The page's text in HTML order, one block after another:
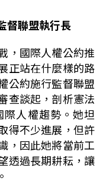
督聯盟執行長
，國際人權公約推
正站在什麼樣的路
公約施行監督聯盟
查談起，剖析憲法
人權趨勢。她坦
得不少進展，但許
，因此她將當前工
透過長期耕耘，讓